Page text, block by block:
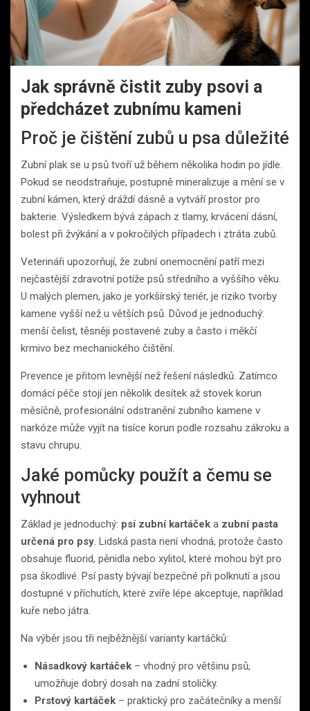
Jak správně čistit zuby psovi a
předcházet zubnímu kameni
Proč je čištění zubů u psa důležité
Zubní plak se u psů tvoří už během několika hodin po jídle.
Pokud se neodstraňuje, postupně mineralizuje a mění se v
zubní kámen, který dráždí dásně a vytváří prostor pro
bakterie. Výsledkem bývá zápach z tlamy, krvácení dásní,
bolest při žvýkání a v pokročilých případech i ztráta zubů.
Veterináři upozorňují, že zubní onemocnění patří mezi
nejčastější zdravotní potíže psů středního a vyššího věku.
U malých plemen, jako je yorkšírský teriér, je riziko tvorby
kamene vyšší než u větších psů. Důvod je jednoduchý:
menší čelist, těsněji postavené zuby a často i měkčí
krmivo bez mechanického čištění.
Prevence je přitom levnější než řešení následků. Zatímco
domácí péče stojí jen několik desítek až stovek korun
měsíčně, profesionální odstranění zubního kamene v
narkóze může vyjít na tisíce korun podle rozsahu zákroku a
stavu chrupu.
Jaké pomůcky použít a čemu se
vyhnout
Základ je jednoduchý: psí zubní kartáček a zubní pasta
určená pro psy . Lidská pasta není vhodná, protože často
obsahuje fluorid, pěnidla nebo xylitol, které mohou být pro
psa škodlivé. Psí pasty bývají bezpečné při polknutí a jsou
dostupné v příchutích, které zvíře lépe akceptuje, například
kuře nebo játra.
Na výběr jsou tři nejběžnější varianty kartáčků:
Násadkový kartáček – vhodný pro většinu psů,
umožňuje dobrý dosah na zadní stoličky.
Prstový kartáček – praktický pro začátečníky a menší